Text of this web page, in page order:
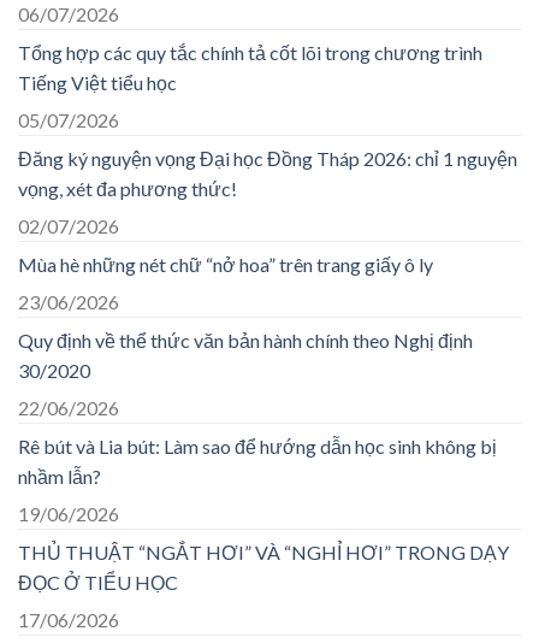
06/07/2026
Tổng hợp các quy tắc chính tả cốt lõi trong chương trình
Tiếng Việt tiểu học
05/07/2026
Đăng ký nguyện vọng Đại học Đồng Tháp 2026: chỉ 1 nguyện
vọng, xét đa phương thức!
02/07/2026
Mùa hè những nét chữ “nở hoa” trên trang giấy ô ly
23/06/2026
Quy định về thể thức văn bản hành chính theo Nghị định
30/2020
22/06/2026
Rê bút và Lia bút: Làm sao để hướng dẫn học sinh không bị
nhầm lẫn?
19/06/2026
THỦ THUẬT “NGẮT HƠI” VÀ “NGHỈ HƠI” TRONG DẠY
ĐỌC Ở TIỂU HỌC
17/06/2026